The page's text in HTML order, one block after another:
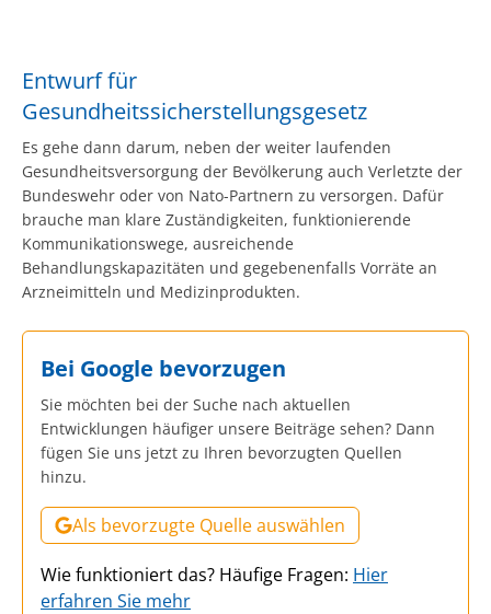
Entwurf für
Gesundheitssicherstellungsgesetz
Es gehe dann darum, neben der weiter laufenden
Gesundheitsversorgung der Bevölkerung auch Verletzte der
Bundeswehr oder von Nato-Partnern zu versorgen. Dafür
brauche man klare Zuständigkeiten, funktionierende
Kommunikationswege, ausreichende
Behandlungskapazitäten und gegebenenfalls Vorräte an
Arzneimitteln und Medizinprodukten.
Bei Google bevorzugen
Sie möchten bei der Suche nach aktuellen
Entwicklungen häufiger unsere Beiträge sehen? Dann
fügen Sie uns jetzt zu Ihren bevorzugten Quellen
hinzu.
Als bevorzugte Quelle auswählen
Wie funktioniert das? Häufige Fragen: Hier
erfahren Sie mehr